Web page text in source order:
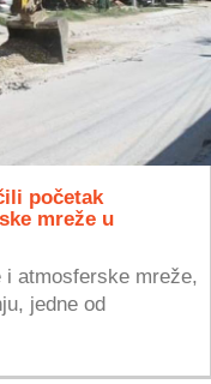
početak
mreže u
i atmosferske mreže,
jedne od